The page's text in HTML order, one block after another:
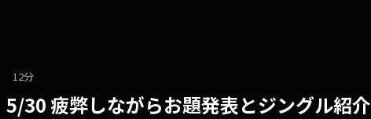
12分
5/30 疲弊しながらお題発表とジングル紹介